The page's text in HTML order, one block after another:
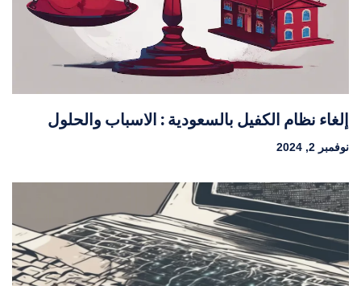
إلغاء نظام الكفيل بالسعودية : الاسباب والحلول
نوفمبر 2, 2024